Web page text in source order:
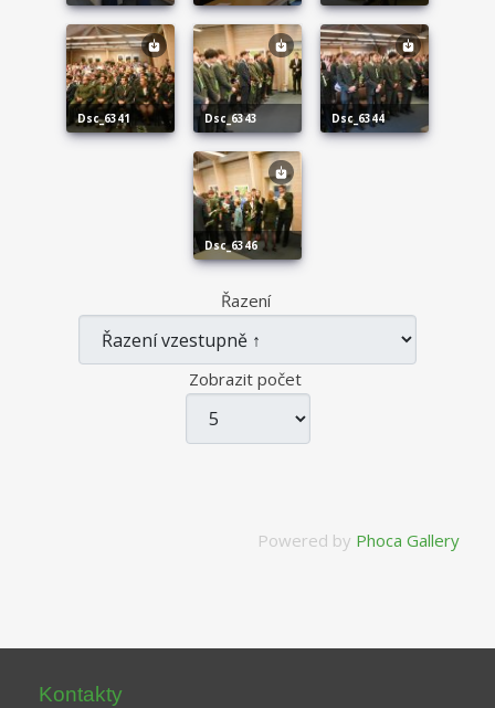
dsc_6341 dsc_6343 dsc_6344
dsc_6346
Řazení
Zobrazit počet
Powered by Phoca Gallery
Kontakty